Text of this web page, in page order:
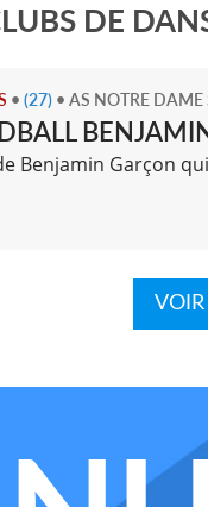
DE
• (27) • AS NOTRE DAME
Benjamin Garçon
VOIR